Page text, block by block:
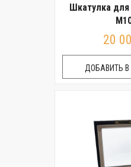
Шкатулка для
20
ДОБАВИТЬ В